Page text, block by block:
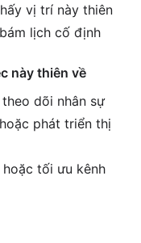
vị trí này thiên
lịch cố định
này thiên về
dõi nhân sự
phát triển thị
tối ưu kênh